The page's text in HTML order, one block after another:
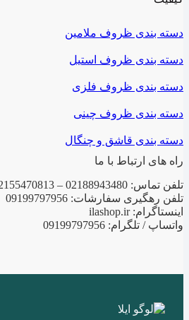
دسته بندی ظروف ملامین
دسته بندی ظروف استیل
دسته بندی ظروف فلزی
دسته بندی ظروف چینی
دسته بندی قاشق و چنگال
راه های ارتباط با ما
تلفن تماس: 02188943480 – 02155470813 – 02155470280
تلفن رهگیری سفارشات: 09199797956
اینستاگرام: ilashop.ir
واتساپ / تلگرام: 09199797956